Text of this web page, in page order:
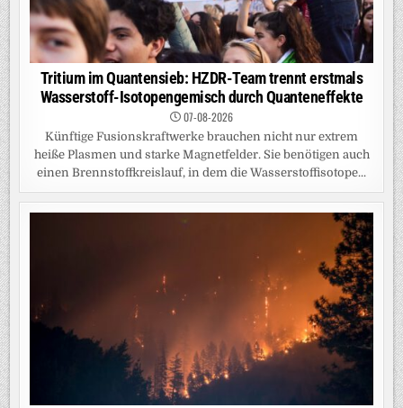
Tritium im Quantensieb: HZDR-Team trennt erstmals
Wasserstoff-Isotopengemisch durch Quanteneffekte
07-08-2026
Künftige Fusionskraftwerke brauchen nicht nur extrem
heiße Plasmen und starke Magnetfelder. Sie benötigen auch
einen Brennstoffkreislauf, in dem die Wasserstoffisotope...